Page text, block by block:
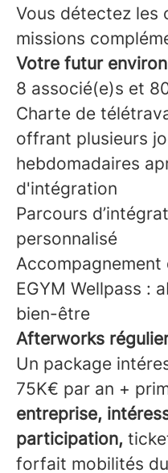
Vous détectez les
missions
Votre futur
8 associé(e)s et
Charte de
offrant plusieurs
hebdomadaires
d'intégration
Parcours
personnalisé
Accompagnement
EGYM Wellpass :
bien-être
Afterworks
Un package
75K€ par an +
entreprise,
participation,
forfait mobilités